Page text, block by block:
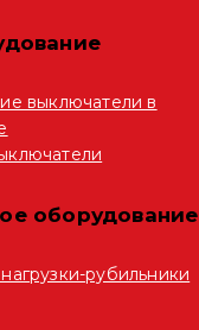
выключатели в
оборудование
рубильники